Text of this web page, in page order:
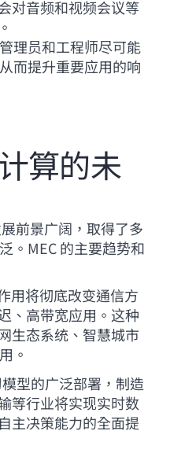
对音频和视频会议等
理员和工程师尽可能
而提升重要应用的响
算的未
前景广阔，取得了多
。MEC 的主要趋势和
用将彻底改变通信方
、高带宽应用。这种
生态系统、智慧城市
。
型的广泛部署，制造
等行业将实现实时数
主决策能力的全面提